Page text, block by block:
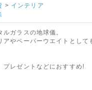
> インテリア
ガラスの地球儀。
アやペーパーウエイトとして
プレゼントなどにおすすめ!